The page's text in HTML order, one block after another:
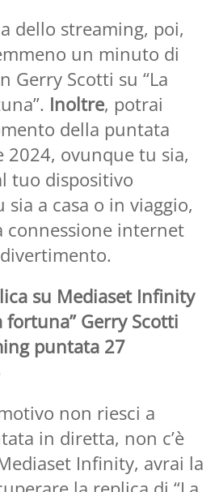
dello streaming, poi,
un minuto di
Gerry Scotti su “La
Inoltre, potrai
della puntata
2024, ovunque tu sia,
tuo dispositivo
a casa o in viaggio,
connessione internet
su Mediaset Infinity
fortuna” Gerry Scotti
puntata 27
non riesci a
in diretta, non c’è
Infinity, avrai la